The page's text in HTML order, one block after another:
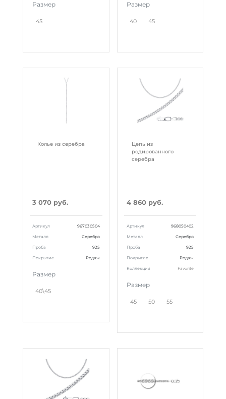
Размер
45
Размер
40 45
Колье из серебра
3 070 руб.
Артикул 967030504
Металл Серебро
Проба 925
Покрытие Родаж
Размер
40\45
Цепь из
родированного
серебра
4 860 руб.
Артикул 968050402
Металл Серебро
Проба 925
Покрытие Родаж
Коллекция Favorite
Размер
45 50 55